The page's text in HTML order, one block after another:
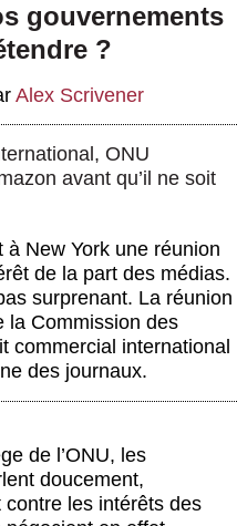
gouvernements
?
Alex Scrivener
, ONU
avant qu’il ne soit
New York une réunion
de la part des médias.
surprenant. La réunion
la Commission des
commercial international
des journaux.
de l’ONU, les
doucement,
les intérêts des